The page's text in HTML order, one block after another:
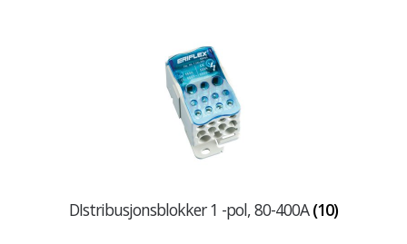
DIstribusjonsblokker 1 -pol, 80-400A(10)